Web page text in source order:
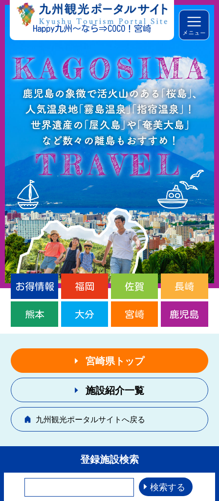
Happy九州～なら⇒COCO！宮崎
お得情報 福岡 佐賀 長崎
熊本 大分 宮崎 鹿児島
宮崎県トップ
施設紹介一覧
九州観光ポータルサイトへ戻る
登録施設検索